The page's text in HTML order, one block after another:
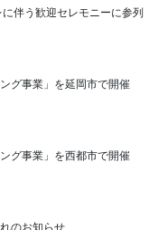
伴う歓迎セレモニーに参列
グ事業」を延岡市で開催
グ事業」を西都市で開催
のお知らせ